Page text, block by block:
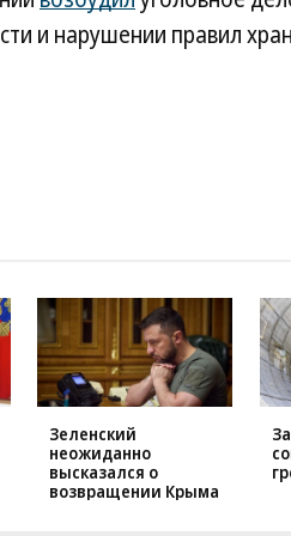
и нарушении правил
Зеленский
неожиданно
высказался о
возвращении Крыма